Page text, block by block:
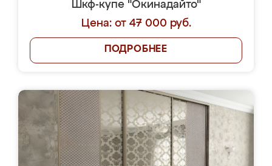
Шкф-купе "Окинадайто"
Цена: от 47 000 руб.
ПОДРОБНЕЕ